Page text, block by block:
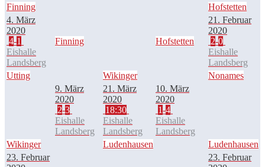
Finning
Hofstetten
4. März
2020
4-1
Eishalle
Landsberg
21. Februar
2020
2-0
Eishalle
Landsberg
Finning Hofstetten
9. März
2020
2-3
Eishalle
Landsberg
10. März
2020
1-4
Eishalle
Landsberg
Utting Wikinger
Nonames
21. März
2020
18:30
Eishalle
Landsberg
Wikinger
Ludenhausen
Ludenhausen
23. Februar
23. Februar